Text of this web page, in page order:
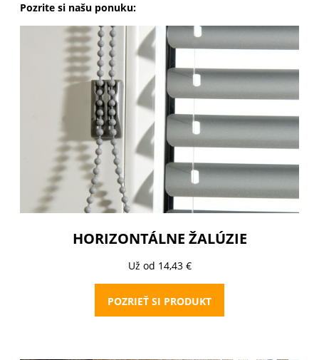
Pozrite si našu ponuku:
HORIZONTÁLNE ŽALÚZIE
Už od 14,43 €
POZRIEŤ SI PRODUKT